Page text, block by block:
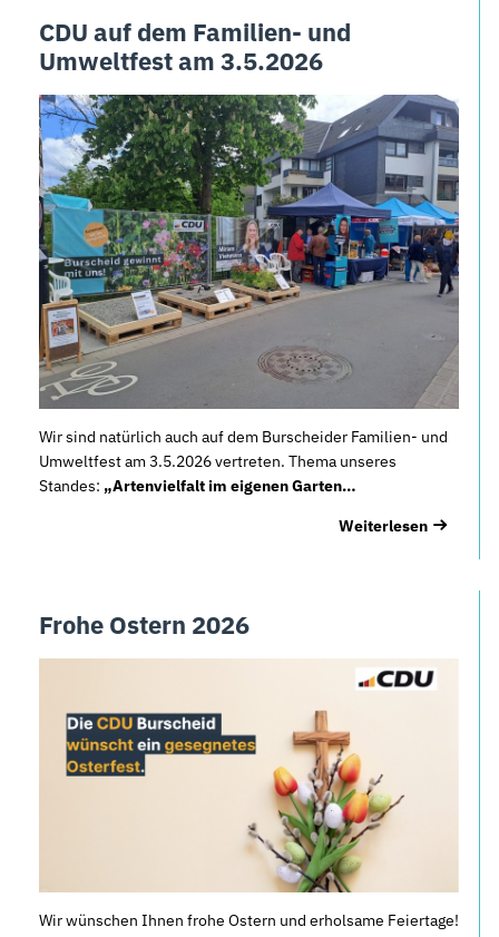
CDU auf dem Familien- und
Umweltfest am 3.5.2026
Wir sind natürlich auch auf dem Burscheider Familien- und
Umweltfest am 3.5.2026 vertreten. Thema unseres
Standes: „Artenvielfalt im eigenen Garten…
Weiterlesen
Frohe Ostern 2026
Wir wünschen Ihnen frohe Ostern und erholsame Feiertage!